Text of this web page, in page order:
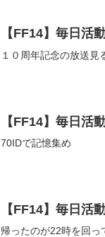
【FF14】毎日活
１０周年記念の放送見
【FF14】毎日活
70IDで記憶集め
【FF14】毎日活
帰ったのが22時を回っ